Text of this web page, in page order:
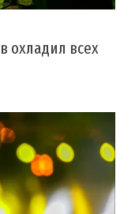
охладил всех